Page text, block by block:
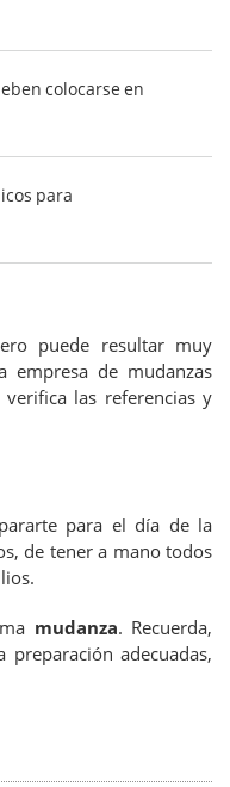
colocarse en
para
puede resultar muy
empresa de mudanzas
las referencias y
para el día de la
de tener a mano todos
mudanza. Recuerda,
adecuadas,